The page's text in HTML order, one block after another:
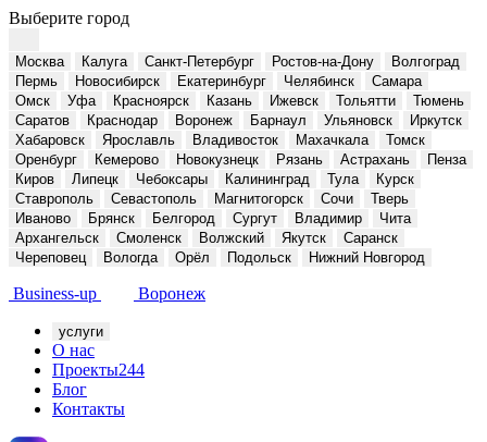
Выберите город
Москва Калуга Санкт-Петербург Ростов-на-Дону
Волгоград
Пермь
Новосибирск Екатеринбург Челябинск
Самара
Омск
Уфа Красноярск Казань Ижевск Тольятти
Тюмень
Саратов
Краснодар Воронеж Барнаул Ульяновск
Иркутск
Хабаровск
Ярославль Владивосток Махачкала
Томск
Оренбург
Кемерово Новокузнецк Рязань Астрахань
Пенза
Киров
Липецк Чебоксары Калининград Тула
Курск
Ставрополь
Севастополь Магнитогорск Сочи
Тверь
Иваново
Брянск Белгород Сургут Владимир
Чита
Архангельск
Смоленск Волжский Якутск
Саранск
Череповец
Вологда Орёл Подольск Нижний Новгород
Business-up Воронеж
услуги
О нас
Проекты244
Блог
Контакты